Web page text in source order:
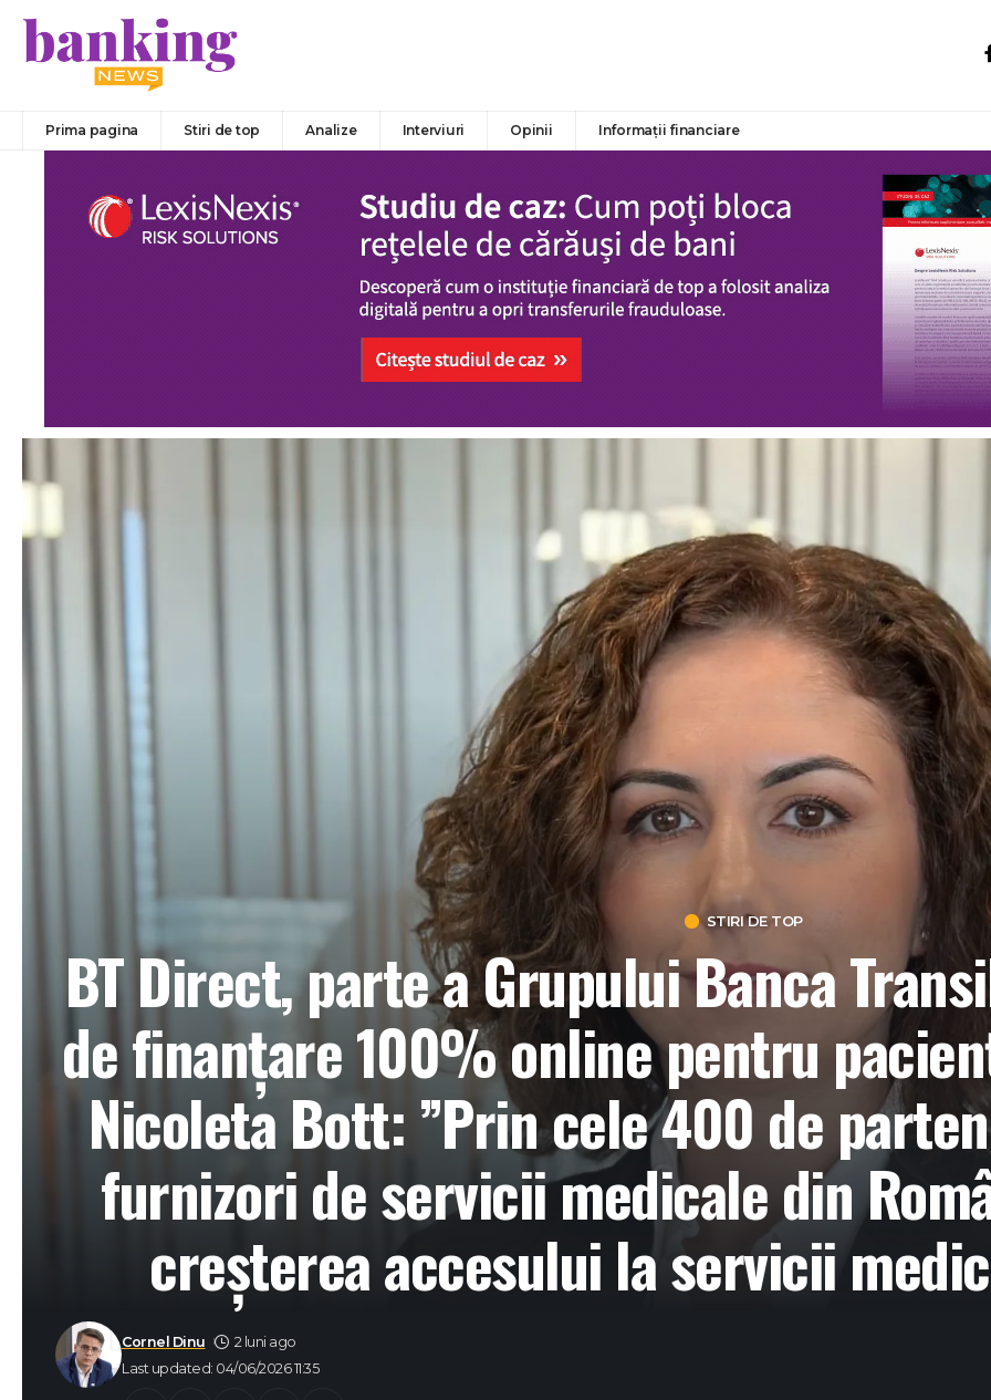
Prima pagina Stiri de top Analize Interviuri Opinii Informații financiare
STIRI DE TOP
BT Direct, parte a Grupului Banca
de finanțare 100% online pentru
Nicoleta Bott: ”Prin cele 400 de
furnizori de servicii medicale din
creșterea accesului la servicii
Last updated: 04/06/2026 11:35
Cornel Dinu 2 luni ago